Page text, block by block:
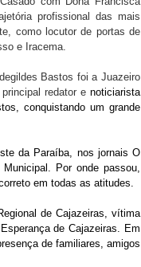
profissional das mais
como locutor de portas de
e Iracema.
Bastos foi a Juazeiro
redator e noticiarista
conquistando um grande
da Paraíba, nos jornais O
Por onde passou,
em todas as atitudes.
de Cajazeiras, vítima
de Cajazeiras. Em
de familiares, amigos